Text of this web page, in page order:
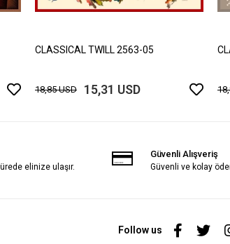
CLASSICAL TWILL 2563-05
18,85 USD 15,31 USD
elinize ulaşır.
Güvenli Alışveriş
Güvenli ve kolay
Follow us